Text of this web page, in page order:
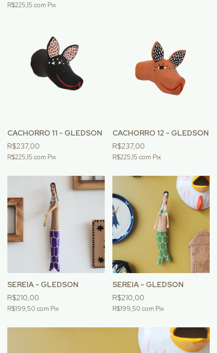
R$225,15 com Pix
CACHORRO 11 - GLEDSON
R$237,00
R$225,15 com Pix
CACHORRO 12 - GLEDSON
R$237,00
R$225,15 com Pix
SEREIA - GLEDSON
R$210,00
R$199,50 com Pix
SEREIA - GLEDSON
R$210,00
R$199,50 com Pix